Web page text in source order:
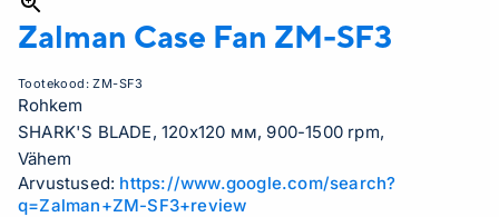
Zalman Case Fan ZM-SF3
Tootekood:ZM-SF3
Rohkem
SHARK'S BLADE, 120x120 мм, 900-1500 rpm,
Vähem
Arvustused: https://www.google.com/search?
q=Zalman+ZM-SF3+review